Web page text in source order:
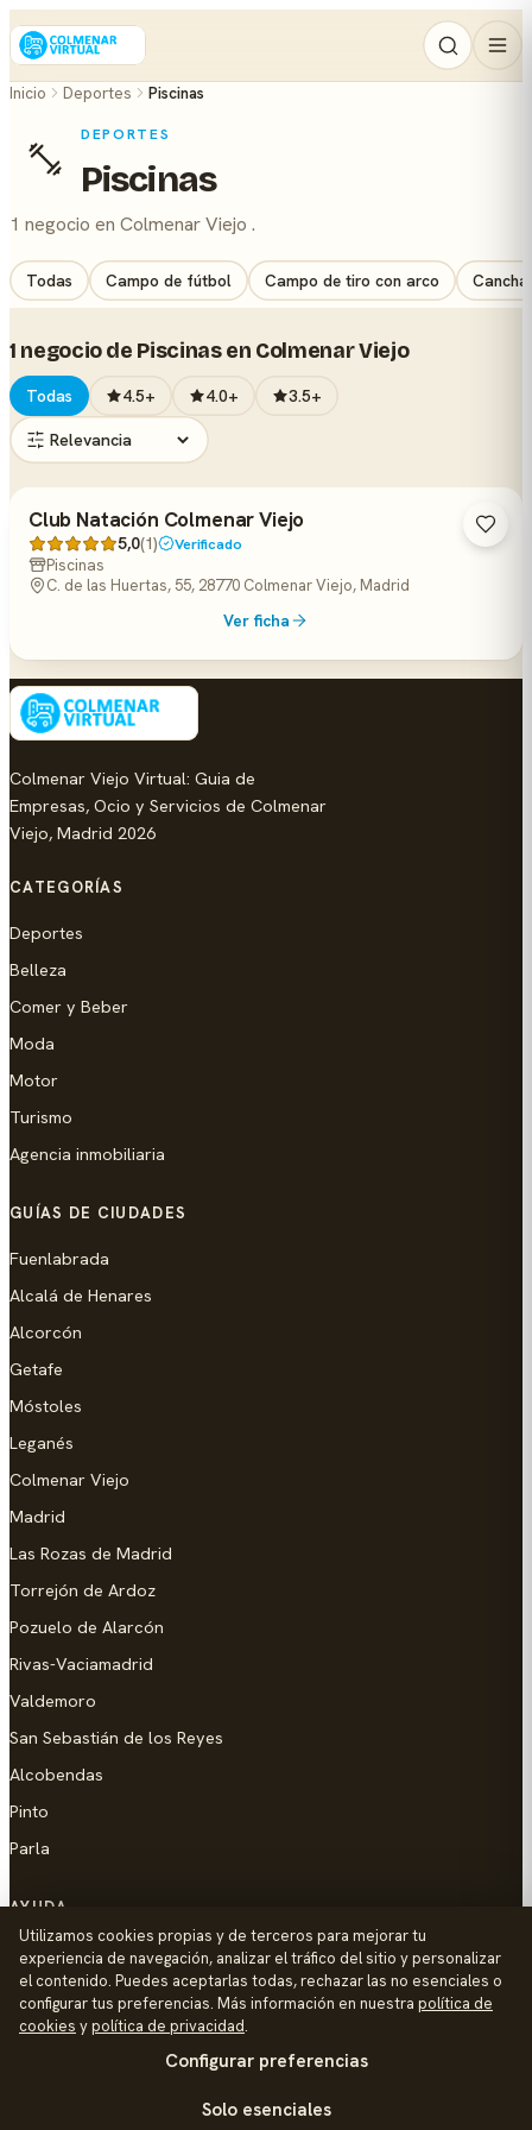
Inicio Deportes Piscinas
DEPORTES
Piscinas
1 negocio en Colmenar Viejo .
Todas Campo de fútbol Campo de tiro con arco
1 negocio de Piscinas en Colmenar Viejo
Todas 4.5+ 4.0+ 3.5+
Club Natación Colmenar Viejo
5,0(1) Verificado
Piscinas
C. de las Huertas, 55, 28770 Colmenar Viejo, Madrid
Ver ficha
Colmenar Viejo Virtual: Guia de
Empresas, Ocio y Servicios de Colmenar
Viejo, Madrid 2026
CATEGORÍAS
Deportes
Belleza
Comer y Beber
Moda
Motor
Turismo
Agencia inmobiliaria
GUÍAS DE CIUDADES
Fuenlabrada
Alcalá de Henares
Alcorcón
Getafe
Móstoles
Leganés
Colmenar Viejo
Madrid
Las Rozas de Madrid
Torrejón de Ardoz
Pozuelo de Alarcón
Rivas-Vaciamadrid
Valdemoro
San Sebastián de los Reyes
Alcobendas
Pinto
Parla
AYUDA
Añadir empresa
Contacto
Política de Privacidad
Utilizamos cookies propias y de terceros para mejorar tu
experiencia de navegación, analizar el tráfico del sitio y personalizar
el contenido. Puedes aceptarlas todas, rechazar las no esenciales o
configurar tus preferencias. Más información en nuestra política de
cookies ypolítica de privacidad.
Configurar preferencias
Solo esenciales